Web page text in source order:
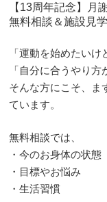
【13周年記念】月
無料相談＆施設見
「運動を始めたいけ
「自分に合うやり方
そんな方にこそ、ま
ています。
無料相談では、
・今のお身体の状態
・目標やお悩み
・生活習慣